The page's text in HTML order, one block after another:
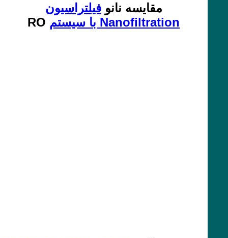
مقایسه نانوفیلتراسیون
Nanofiltration با سیستم